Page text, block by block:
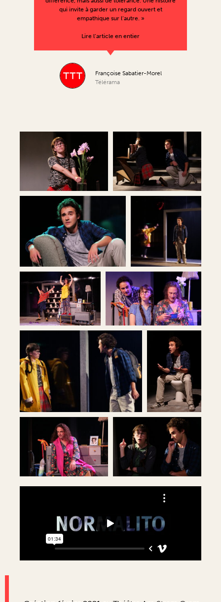
qui invite à garder un regard ouvert et
empathique sur l’autre. »
Lire l’article en entier
Françoise Sabatier-Morel
Télérama